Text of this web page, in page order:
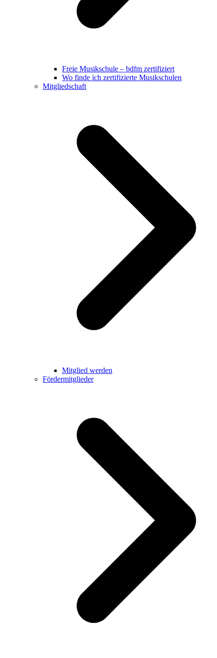
Freie Musikschule – bdfm zertifiziert
Wo finde ich zertifizierte Musikschulen
Mitgliedschaft
Mitglied werden
Fördermitglieder